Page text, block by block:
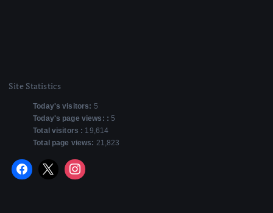
Site Statistics
Today's visitors: 5
Today's page views: :5
Total visitors : 19,614
Total page views: 21,823